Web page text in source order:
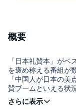
概要
「日本礼賛本」が
を褒め称える番組が
「中国人が日本の
賛ブームといえる状
ち位置を再点検したい
クールジャパンの実